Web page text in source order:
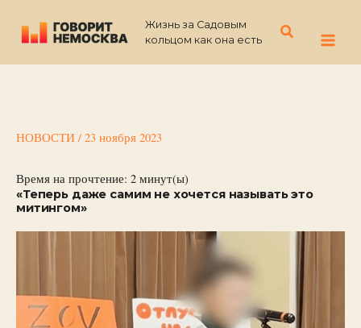
содержимому
Жизнь за Садовым
кольцом как она есть
Поиск
НОВОСТИ / 23 ноября 2023
Время на прочтение: 2 минут(ы)
«Теперь даже самим не хочется называть это
митингом»